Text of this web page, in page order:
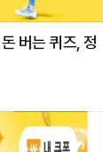
버는 퀴즈, 정